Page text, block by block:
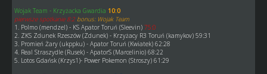
Wojak Team - Krzyżacka Gwardia 10:0
pierwsze spotkanie 8:2 bonus: Wojak Team
1. Polmo (mendzel) - KS Apator Toruń (Sleevin) 75:0
2. ZKS Zdunek Rzeszów (Zdunek) - Krzyżacy R3 Toruń (kamykov) 59:31
3. Promień Żary (ukppku) - Apator Toruń (Kwiatek) 62:28
4. Real Straszydle (Rusek) - ApatorS (Marcelinio) 68:22
5. Lotos Gdańsk (Krzys1)- Power Pokemon (Stroszy) 61:29